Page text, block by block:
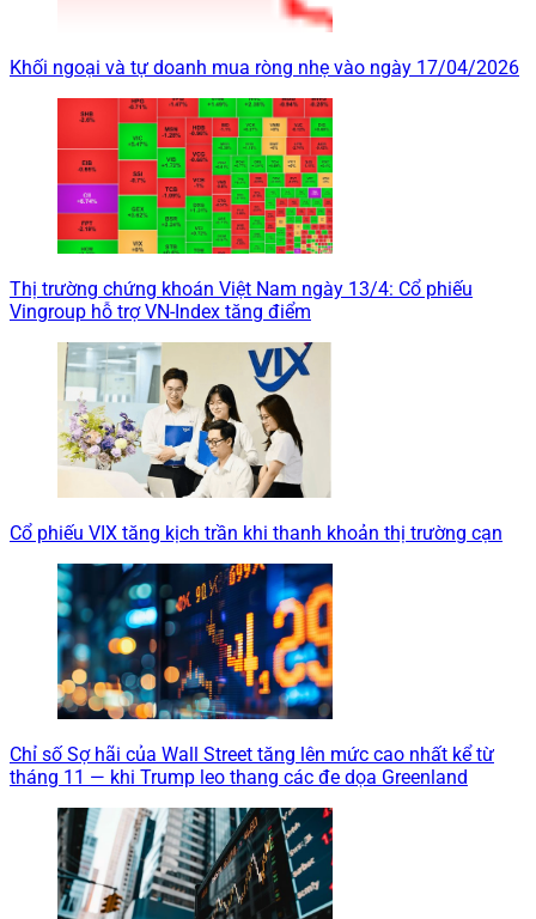
Khối ngoại và tự doanh mua ròng nhẹ vào ngày 17/04/2026
Thị trường chứng khoán Việt Nam ngày 13/4: Cổ phiếu
Vingroup hỗ trợ VN-Index tăng điểm
Cổ phiếu VIX tăng kịch trần khi thanh khoản thị trường cạn
Chỉ số Sợ hãi của Wall Street tăng lên mức cao nhất kể từ
tháng 11 — khi Trump leo thang các đe dọa Greenland